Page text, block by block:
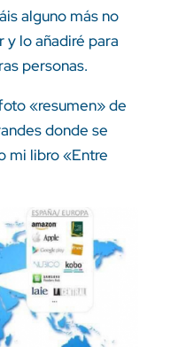
alguno más no
y lo añadiré para
personas.
«resumen» de
donde se
mi libro «Entre